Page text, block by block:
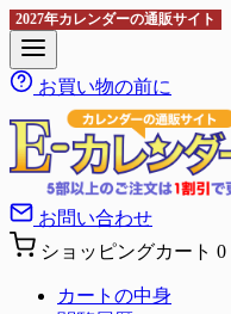
2027年カレンダーの通販サイト
お買い物の前に
お問い合わせ
ショッピングカート 0
カートの中身